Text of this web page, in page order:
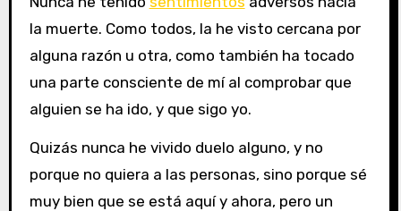
la muerte. Como todos, la he visto cercana por
alguna razón u otra, como también ha tocado
una parte consciente de mí al comprobar que
alguien se ha ido, y que sigo yo.
Quizás nunca he vivido duelo alguno, y no
porque no quiera a las personas, sino porque sé
muy bien que se está aquí y ahora, pero un